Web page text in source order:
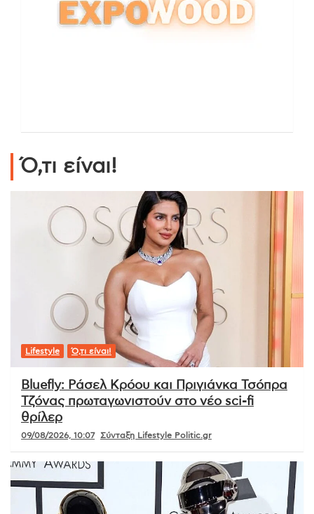
Ό,τι είναι!
Lifestyle Ό,τι είναι!
Bluefly: Ράσελ Κρόου και Πριγιάνκα Τσόπρα
Τζόνας πρωταγωνιστούν στο νέο sci-fi
θρίλερ
09/08/2026, 10:07 Σύνταξη Lifestyle Politic.gr